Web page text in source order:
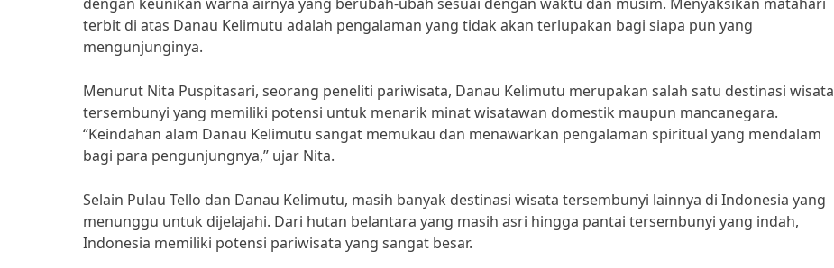
terbit di atas Danau Kelimutu adalah pengalaman yang tidak akan terlupakan bagi siapa pun yang
mengunjunginya.
Menurut Nita Puspitasari, seorang peneliti pariwisata, Danau Kelimutu merupakan salah satu destinasi wisata
tersembunyi yang memiliki potensi untuk menarik minat wisatawan domestik maupun mancanegara.
“Keindahan alam Danau Kelimutu sangat memukau dan menawarkan pengalaman spiritual yang mendalam
bagi para pengunjungnya,” ujar Nita.
Selain Pulau Tello dan Danau Kelimutu, masih banyak destinasi wisata tersembunyi lainnya di Indonesia yang
menunggu untuk dijelajahi. Dari hutan belantara yang masih asri hingga pantai tersembunyi yang indah,
Indonesia memiliki potensi pariwisata yang sangat besar.